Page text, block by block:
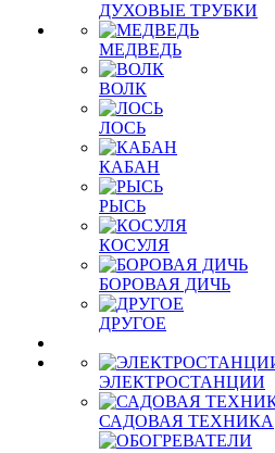
ДУХОВЫЕ ТРУБКИ
МЕДВЕДЬ
ВОЛК
ЛОСЬ
КАБАН
РЫСЬ
КОСУЛЯ
БОРОВАЯ ДИЧЬ
ДРУГОЕ
ЭЛЕКТРОСТАНЦИИ
САДОВАЯ ТЕХНИКА